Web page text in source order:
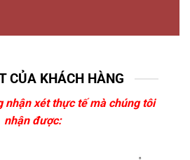
CỦA KHÁCH HÀNG
nhận xét thực tế mà chúng tôi
nhận được: